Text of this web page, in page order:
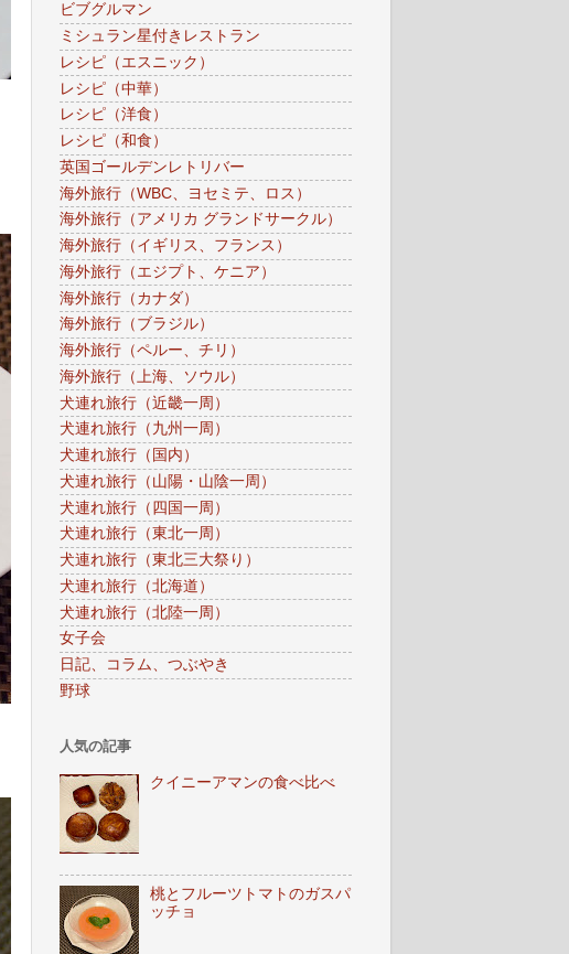
ビブグルマン
ミシュラン星付きレストラン
レシピ（エスニック）
レシピ（中華）
レシピ（洋食）
レシピ（和食）
英国ゴールデンレトリバー
海外旅行（WBC、ヨセミテ、ロス）
海外旅行（アメリカ グランドサークル）
海外旅行（イギリス、フランス）
海外旅行（エジプト、ケニア）
海外旅行（カナダ）
海外旅行（ブラジル）
海外旅行（ペルー、チリ）
海外旅行（上海、ソウル）
犬連れ旅行（近畿一周）
犬連れ旅行（九州一周）
犬連れ旅行（国内）
犬連れ旅行（山陽・山陰一周）
犬連れ旅行（四国一周）
犬連れ旅行（東北一周）
犬連れ旅行（東北三大祭り）
犬連れ旅行（北海道）
犬連れ旅行（北陸一周）
女子会
日記、コラム、つぶやき
野球
人気の記事
クイニーアマンの食べ比べ
桃とフルーツトマトのガスパ
ッチョ